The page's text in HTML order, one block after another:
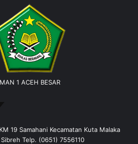
MAN 1 ACEH BESAR
19 Samahani Kecamatan Kuta Malaka
Telp. (0651) 7556110